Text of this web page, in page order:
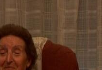
Cuadrado Lagares
Contreras
Peraza
Fuentes
Gamero del Moral
Liranzo Hernández